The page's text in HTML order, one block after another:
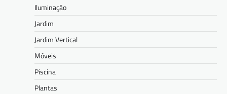
Iluminação
Jardim
Jardim Vertical
Móveis
Piscina
Plantas